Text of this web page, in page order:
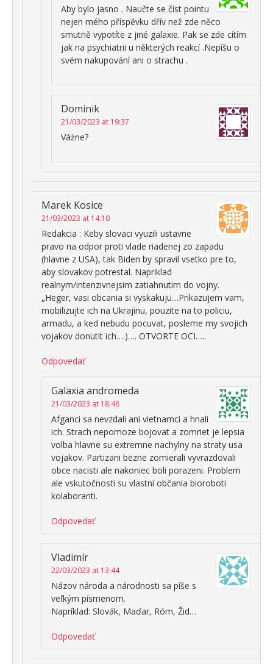
Aby bylo jasno . Naučte se číst pointu
nejen mého příspěvku dřív než zde něco
smutně vypotíte z jiné galaxie. Pak se zde cítím
jak na psychiatrii u některých reakcí .Nepíšu o
svém nakupování ani o strachu .
Dominik
21/03/2023 at 19:37
Váżne?
Marek Kosice
21/03/2023 at 14:10
Redakcia : Keby slovaci vyuzili ustavne
pravo na odpor proti vlade riadenej zo zapadu
(hlavne z USA), tak Biden by spravil vsetko pre to,
aby slovakov potrestal. Napriklad
realnym/intenzivnejsim zatiahnutim do vojny.
„Heger, vasi obcania si vyskakuju…Prikazujem vam,
mobilizujte ich na Ukrajinu, pouzite na to policiu,
armadu, a ked nebudu pocuvat, posleme my svojich
vojakov donutit ich….)…. OTVORTE OCI…..
Odpovedať
Galaxia andromeda
21/03/2023 at 18:48
Afganci sa nevzdali ani vietnamci a hnali
ich. Strach nepomoze bojovat a zomriet je lepsia
volba hlavne su extremne nachylny na straty usa
vojakov. Partizani bezne zomierali vyvrazdovali
obce nacisti ale nakoniec boli porazeni. Problem
ale vskutočnosti su vlastni občania bioroboti
kolaboranti.
Odpovedať
Vladimír
22/03/2023 at 13:44
Názov národa a národnosti sa píše s
veľkým písmenom.
Napríklad: Slovák, Maďar, Róm, Žid…
Odpovedať